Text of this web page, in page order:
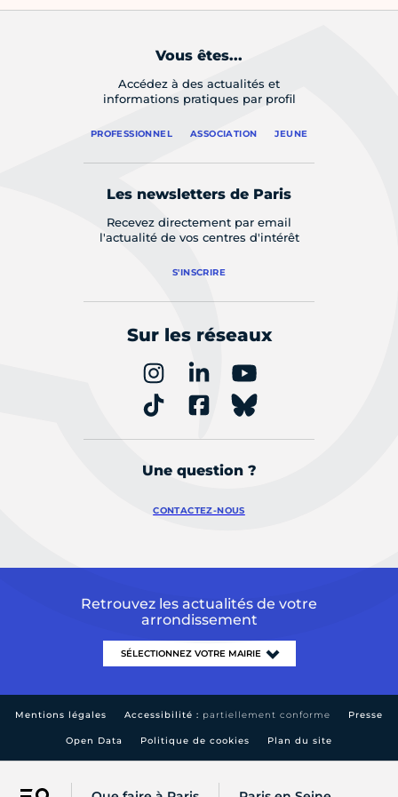
Vous êtes...
Accédez à des actualités et
informations pratiques par profil
PROFESSIONNEL ASSOCIATION JEUNE
Les newsletters de Paris
Recevez directement par email
l'actualité de vos centres d'intérêt
S'INSCRIRE
Sur les réseaux
Une question ?
CONTACTEZ-NOUS
Retrouvez les actualités de votre
arrondissement
Mentions légales Accessibilité : partiellement conforme Presse
Open Data Politique de cookies Plan du site